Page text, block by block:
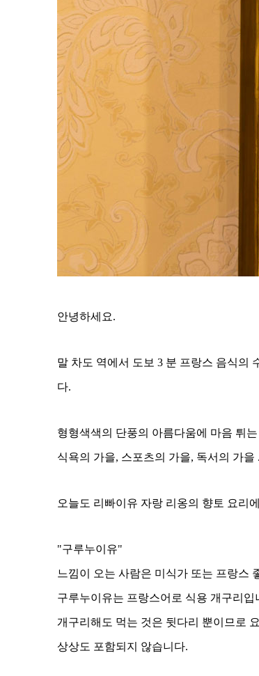
안녕하세요.
말 차도 역에서 도보 3 분 프랑스 음식의
다.
형형색색의 단풍의 아름다움에 마음 튀
식욕의 가을, 스포츠의 가을, 독서의 가
오늘도 리빠이유 자랑 리옹의 향토 요리
"구루누이유"
느낌이 오는 사람은 미식가 또는 프랑스
구루누이유는 프랑스어로 식용 개구리입
개구리해도 먹는 것은 뒷다리 뿐이므로
상상도 포함되지 않습니다.